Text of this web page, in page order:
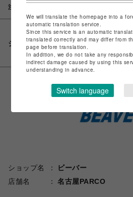
注意事項
シェアする
ショップ名
ビーバー
店舗名
名古屋PARCO
We will translate the homepage into a
automatic translation service.
Since this service is an automatic
translated correctly and may differ from
page before translation.
In addition, we do not take any
indirect damage caused by using this
understanding in advance.
Switch language